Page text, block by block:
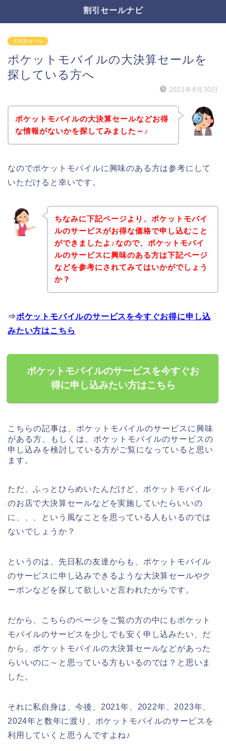
割引セールナビ
大決算セール
ポケットモバイルの大決算セールを
探している方へ
2021年8月30日
ポケットモバイルの大決算セールなどお得
な情報がないかを探してみました～♪
なのでポケットモバイルに興味のある方は参考にして
いただけると幸いです。
ちなみに下記ページより、ポケットモバイ
ルのサービスがお得な価格で申し込むこと
ができましたよ♪なので、ポケットモバイ
ルのサービスに興味のある方は下記ページ
などを参考にされてみてはいかがでしょう
か？
⇒ポケットモバイルのサービスを今すぐお得に申し込
みたい方はこちら
ポケットモバイルのサービスを今すぐお
得に申し込みたい方はこちら
こちらの記事は、ポケットモバイルのサービスに興味
がある方、もしくは、ポケットモバイルのサービスの
申し込みを検討している方がご覧になっていると思い
ます。
ただ、ふっとひらめいたんだけど、ポケットモバイル
のお店で大決算セールなどを実施していたらいいの
に、、、という風なことを思っている人もいるのでは
ないでしょうか？
というのは、先日私の友達からも、ポケットモバイル
のサービスに申し込みできるような大決算セールやク
ーポンなどを探して欲しいと言われたからです。
だから、こちらのページをご覧の方の中にもポケット
モバイルのサービスを少しでも安く申し込みたい、だ
から、ポケットモバイルの大決算セールなどがあった
らいいのに～と思っている方もいるのでは？と思いま
した。
それに私自身は、今後、2021年、2022年、2023年、
2024年と数年に渡り、ポケットモバイルのサービスを
利用していくと思うんですよね♪